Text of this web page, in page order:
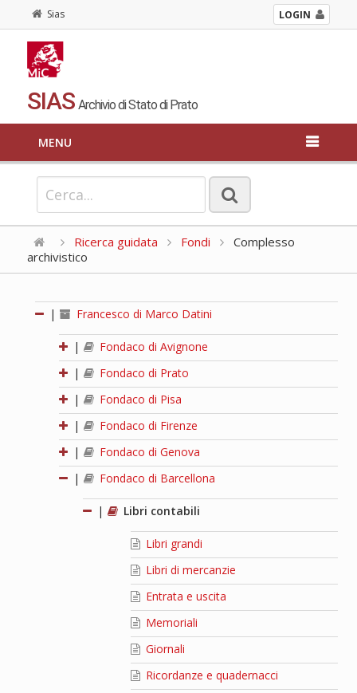
Sias LOGIN
SIAS Archivio di Stato di Prato
MENU
Ricerca guidata Fondi
Complesso
archivistico
| Francesco di Marco Datini
|
Fondaco di Avignone
|
Fondaco di Prato
|
Fondaco di Pisa
|
Fondaco di Firenze
|
Fondaco di Genova
|
Fondaco di Barcellona
| Libri contabili
Libri grandi
Libri di mercanzie
Entrata e uscita
Memoriali
Giornali
Ricordanze e quadernacci